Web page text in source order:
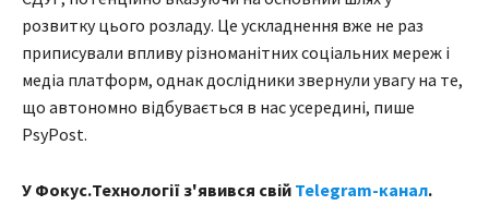
розвитку цього розладу. Це ускладнення вже не раз
приписували впливу різноманітних соціальних мереж і
медіа платформ, однак дослідники звернули увагу на те,
що автономно відбувається в нас усередині, пише
PsyPost.
У Фокус.Технології з'явився свій Telegram-канал.